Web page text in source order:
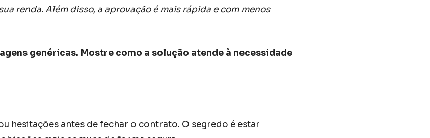
renda. Além disso, a aprovação é mais rápida e com menos
genéricas. Mostre como a solução atende à necessidade
hesitações antes de fechar o contrato. O segredo é estar